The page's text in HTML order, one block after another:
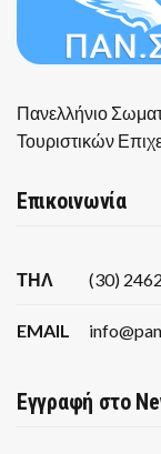
Πανελλήνιο
Τουριστικών
Επικοινωνία
ΤΗΛ (30)
EMAIL
Εγγραφή στο